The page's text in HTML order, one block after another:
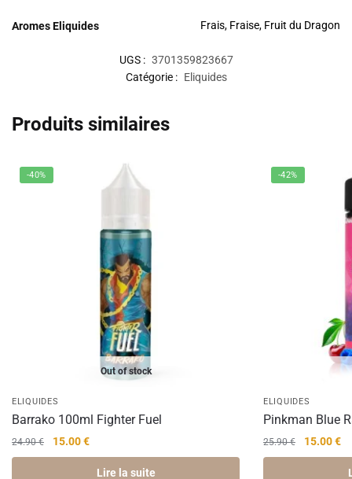
Aromes Eliquides Frais, Fraise, Fruit du Dragon
UGS : 3701359823667
Catégorie : Eliquides
Produits similaires
-40%
Out of stock
ELIQUIDES
Barrako 100ml Fighter Fuel
24.90€
Le
prix
15.00€Le
prix
actuel
Lire la suite
-42%
ELIQUIDES
Pinkman Blue
25.90€
Le
prix
15.00€Le